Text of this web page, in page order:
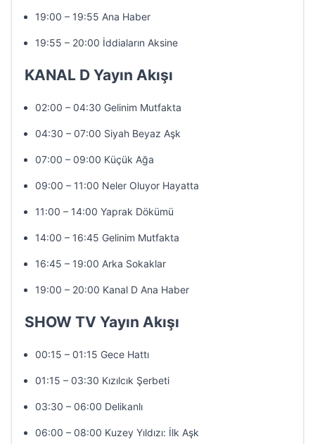
19:00 – 19:55 Ana Haber
19:55 – 20:00 İddiaların Aksine
KANAL D Yayın Akışı
02:00 – 04:30 Gelinim Mutfakta
04:30 – 07:00 Siyah Beyaz Aşk
07:00 – 09:00 Küçük Ağa
09:00 – 11:00 Neler Oluyor Hayatta
11:00 – 14:00 Yaprak Dökümü
14:00 – 16:45 Gelinim Mutfakta
16:45 – 19:00 Arka Sokaklar
19:00 – 20:00 Kanal D Ana Haber
SHOW TV Yayın Akışı
00:15 – 01:15 Gece Hattı
01:15 – 03:30 Kızılcık Şerbeti
03:30 – 06:00 Delikanlı
06:00 – 08:00 Kuzey Yıldızı: İlk Aşk